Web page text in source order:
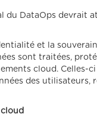
du DataOps devrait
et la
sont traitées,
cloud. Celles-
des utilisateurs,